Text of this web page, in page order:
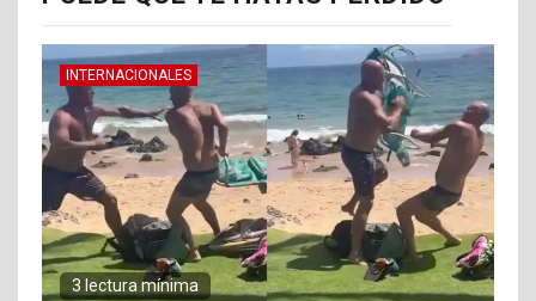
INTERNACIONALES
3 lectura mínima